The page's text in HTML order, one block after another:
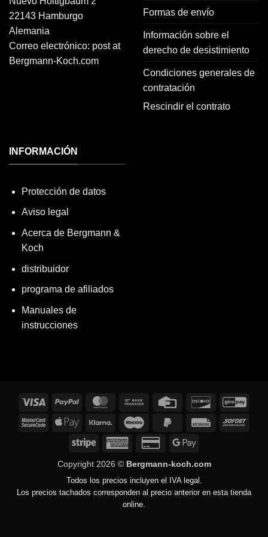
22143 Hamburgo
Alemania
Correo electrónico: post at
Bergmann-Koch.com
Formas de envío
Información sobre el
derecho de desistimiento
Condiciones generales de
contratación
Rescindir el contrato
INFORMACIÓN
Protección de datos
Aviso legal
Acerca de Bergmann &
Koch
distribuidor
programa de afiliados
Manuales de
instrucciones
Visados PayPal MasterCardTransferencia
Tarjeta
crédito
Descubrir
MasterCardApple
Klarna Maestro
PayPal
Factura
Rayas
American
Tarjeta
crédito
2
Google
Copyright 2026 © Bergmann-koch.com
Todos los precios incluyen el IVA legal.
Los precios tachados corresponden al precio anterior en esta tienda
online.